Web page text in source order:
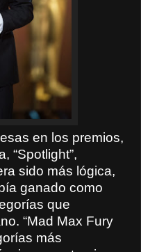
en los premios,
“Spotlight”,
sido más lógica,
ganado como
que
“Mad Max Fury
más